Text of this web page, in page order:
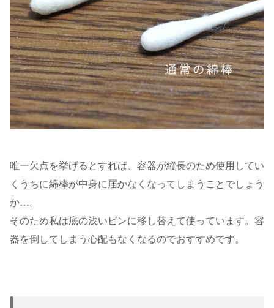
唯一欠点を挙げるとすれば、容器が縦長のため使用してい
くうちに綿棒が中身に届かなくなってしまうことでしょう
か…。
そのため私は底の浅いビンに移し替えて使っています。容
器を倒してしまう心配もなくなるのでおすすめです。